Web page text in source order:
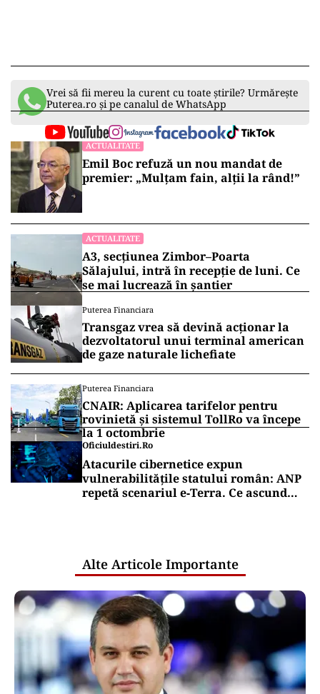
Vrei să fii mereu la curent cu toate știrile? Urmărește
Puterea.ro și pe canalul de WhatsApp
ACTUALITATE
Emil Boc refuză un nou mandat de
premier: „Mulțam fain, alții la rând!”
ACTUALITATE
A3, secțiunea Zimbor–Poarta
Sălajului, intră în recepție de luni. Ce
se mai lucrează în șantier
Puterea Financiara
Transgaz vrea să devină acționar la
dezvoltatorul unui terminal american
de gaze naturale lichefiate
Puterea Financiara
CNAIR: Aplicarea tarifelor pentru
rovinietă și sistemul TollRo va începe
la 1 octombrie
Oficiuldestiri.ro
Atacurile cibernetice expun
vulnerabilitățile statului român: ANP
repetă scenariul e‑Terra. Ce ascund
Alte Articole Importante